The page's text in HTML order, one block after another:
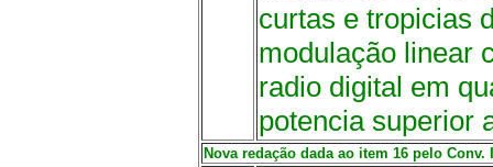
curtas e tropicias
modulação linear
radio digital em
potencia superior
Nova redação dada ao item 16 pelo